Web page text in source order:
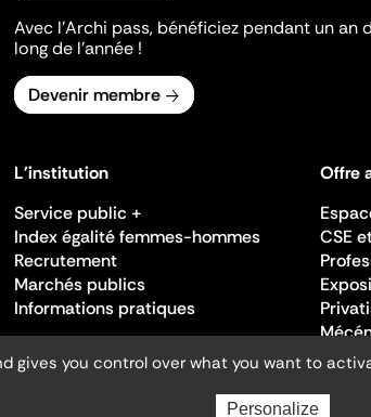
Avec l’Archi pass, bénéficiez pendant un
long de l’année !
Devenir membre
L'institution
Service public +
Index égalité femmes-hommes
Recrutement
Marchés publics
Informations pratiques
Offre
CSE
gives you control over what you want to
Personalize